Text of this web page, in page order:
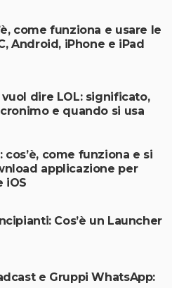
come funziona e usare le
Android, iPhone e iPad
vuol dire LOL: significato,
e quando si usa
cos’è, come funziona e si
applicazione per
iOS
Cos’è un Launcher
e Gruppi WhatsApp: